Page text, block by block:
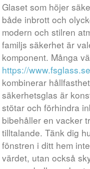
Glaset som höjer
både inbrott och
modern och stilren
familjs säkerhet är
komponent. Många
https://
kombinerar
säkerhetsglas är
stötar och förhindra
bibehåller en vacker
tilltalande. Tänk dig
fönstren i ditt hem
värdet, utan också